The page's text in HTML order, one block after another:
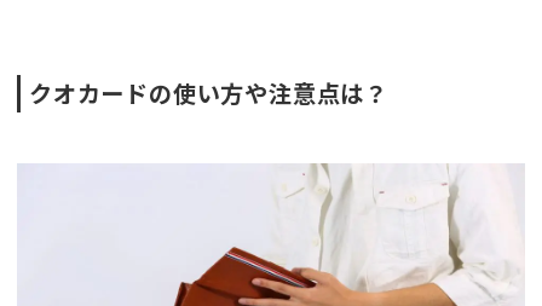
クオカードの使い方や注意点は？